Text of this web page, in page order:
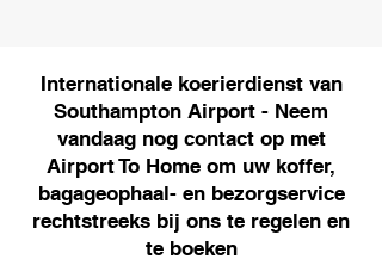
Internationale koerierdienst van
Southampton Airport - Neem
vandaag nog contact op met
Airport To Home om uw koffer,
bagageophaal- en bezorgservice
rechtstreeks bij ons te regelen en
te boeken